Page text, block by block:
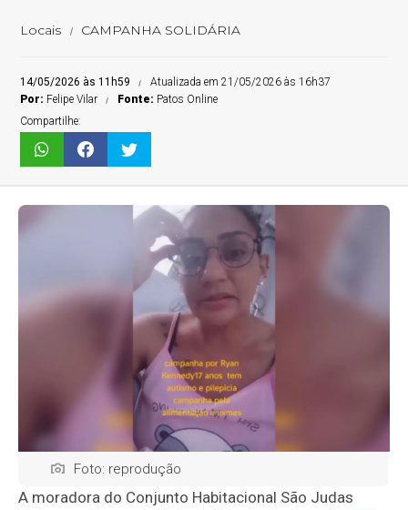
Locais CAMPANHA SOLIDÁRIA
14/05/2026 às 11h59
Atualizada em 21/05/2026 às 16h37
Por: Felipe Vilar Fonte: Patos Online
Compartilhe:
Foto: reprodução
A moradora do Conjunto Habitacional São Judas